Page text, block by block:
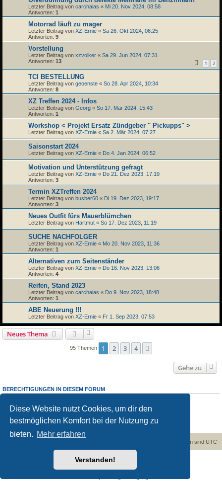
Diese Website nutzt Cookies, um dir den
bestmöglichen Komfort bei der Nutzung zu
bieten. Mehr erfahren
Verstanden!
Letzter Beitrag von carchaias « Mi 20. Nov 2024, 08:58
Antworten: 1
Motorrad läuft zu mager
Letzter Beitrag von XZ-Ernie « Sa 26. Okt 2024, 06:25
Antworten: 9
Vorstellung
Letzter Beitrag von xzvolker « Sa 29. Jun 2024, 07:31
Antworten: 13 1 2
TCI BESTELLUNG
Letzter Beitrag von geoenste « So 28. Apr 2024, 10:34
Antworten: 8
XZ Treffen 2024 - Infos
Letzter Beitrag von Georg « So 17. Mär 2024, 15:43
Antworten: 1
Workshop < Projekt Ersatz Zündgeber " Pickupps" >
Letzter Beitrag von XZ-Ernie « Sa 2. Mär 2024, 07:27
Saisonstart 2024
Letzter Beitrag von XZ-Ernie « Do 4. Jan 2024, 06:52
Motivation und Unterstützung gefragt
Letzter Beitrag von XZ-Ernie « Do 21. Dez 2023, 17:19
Antworten: 3
Termin XZTreffen 2024
Letzter Beitrag von busber60 « Di 19. Dez 2023, 19:17
Antworten: 3
Neues Outfit fürs Mauerblümchen
Letzter Beitrag von Hartmut « So 17. Dez 2023, 11:19
SUCHE NACHFOLGER
Letzter Beitrag von XZ-Ernie « Mo 20. Nov 2023, 11:36
Antworten: 1
Alternativen zum Seitenständer
Letzter Beitrag von XZ-Ernie « Do 16. Nov 2023, 13:06
Antworten: 4
Reifen, Stand 2023
Letzter Beitrag von carchaias « Do 9. Nov 2023, 18:48
Antworten: 1
ABE Neuerung !!!
Letzter Beitrag von XZ-Ernie « Fr 1. Sep 2023, 07:53
Neues Thema
95 Themen 1 2 3 4
Gehe zu
BERECHTIGUNGEN IN DIESEM FORUM
Du darfst
keine Antworten zu Themen in diesem Forum erstellen.
Du darfst deine Beiträge in diesem Forumnichtändern.
Du darfst deine Beiträge in diesem Forum nicht löschen.
keine
Alle Zeiten sind UTC
Powered byphpBB® Forum Software © phpBB Limited
phpBB.de